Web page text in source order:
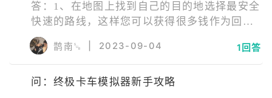
这样您就能拿回更多的钱。 5、然后将其运送
至目的地，以测试您的驾驶技能。您必须在目
的地放很多东西。
答：1、在地图上找到自己的目的地选择最安全
快速的路线，这样您可以获得很多钱作为回
报； 2、驾驶重型卡车让自己勇敢前行，感受
全新的赛车冒险模式，有趣的赛车挑战即将到
来； 3、随时随地驾驶您的赛车冒险，不同级
别的试炼等待您继续前进在各种场景中前进；
鹊南␚ 2023-09-04 1回答
问：终极卡车模拟器新手攻略